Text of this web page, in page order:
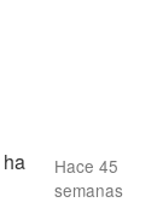
ha
Hace 45
semanas